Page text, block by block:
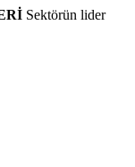
Sektörün lider